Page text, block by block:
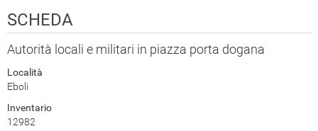
SCHEDA
Autorità locali e militari in piazza porta dogana
Località
Eboli
Inventario
12982